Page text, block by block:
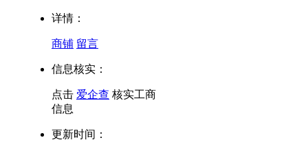
详情：
商铺 留言
信息核实：
点击 爱企查 核实工商
信息
更新时间：